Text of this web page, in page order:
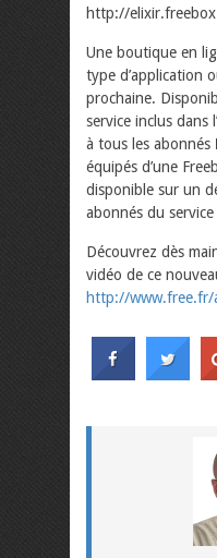
http://
Une boutique en
type d’application
prochaine.
service inclus dans
à tous les abonnés
équipés d’une
disponible sur un
abonnés du
Découvrez dès
vidéo de ce
http://www.free.fr/